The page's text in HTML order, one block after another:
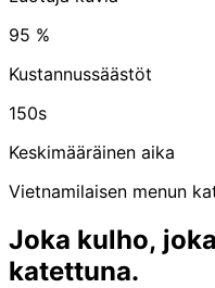
95 %
Kustannussäästöt
150s
Keskimääräinen aika
Vietnamilaisen menun
Joka kulho,
katettuna.